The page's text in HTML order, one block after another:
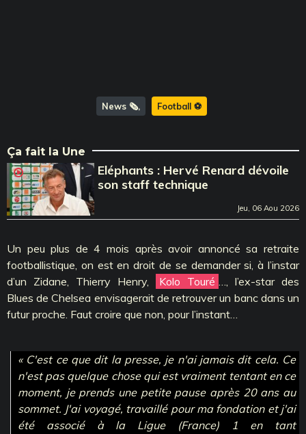
News 🗞️ Football ⚽️
Ça fait la Une
Eléphants : Hervé Renard dévoile
son staff technique
Jeu, 06 Aou 2026
Un peu plus de 4 mois après avoir annoncé sa retraite
footballistique, on est en droit de se demander si, à l’instar
d’un Zidane, Thierry Henry,
Kolo Touré
…, l’ex-star des
Blues de Chelsea envisagerait de retrouver un banc dans un
futur proche. Faut croire que non, pour l’instant…
« C'est ce que dit la presse, je n'ai jamais dit cela. Ce
n'est pas quelque chose qui est vraiment tentant en ce
moment, je prends une petite pause après 20 ans au
sommet. J'ai voyagé, travaillé pour ma fondation et j'ai
été associé à la Ligue (France) 1 en tant